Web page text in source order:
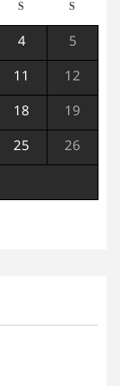
S S
4 5
11 12
18 19
25 26